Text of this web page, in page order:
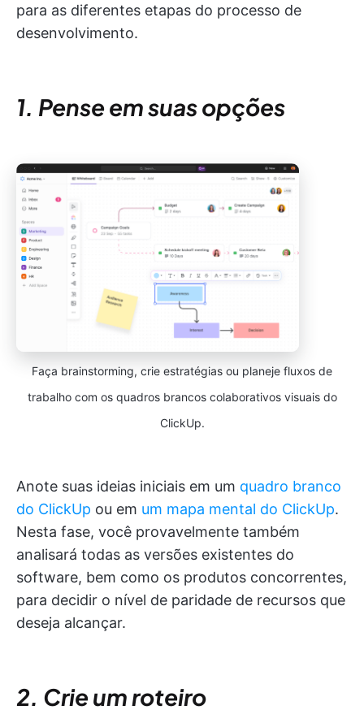
para as diferentes etapas do processo de
desenvolvimento.
1. Pense em suas opções
Faça brainstorming, crie estratégias ou planeje fluxos de
trabalho com os quadros brancos colaborativos visuais do
ClickUp.
Anote suas ideias iniciais em um quadro branco
do ClickUp ou em um mapa mental do ClickUp.
Nesta fase, você provavelmente também
analisará todas as versões existentes do
software, bem como os produtos concorrentes,
para decidir o nível de paridade de recursos que
deseja alcançar.
2. Crie um roteiro